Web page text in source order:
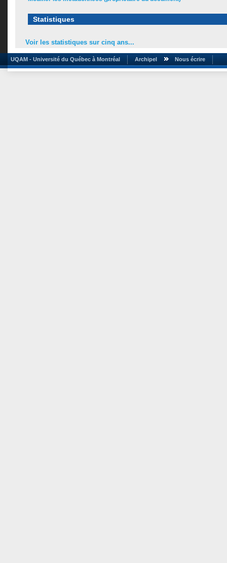
Statistiques
Voir les statistiques sur cinq ans...
UQAM - Université du Québec à Montréal Archipel Nous écrire